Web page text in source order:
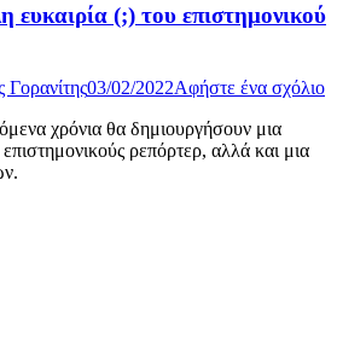
(;) του επιστημονικού
Γορανίτης03/02/2022Αφήστε ένα σχόλιο
χρόνια θα δημιουργήσουν μια
ρεπόρτερ, αλλά και μια